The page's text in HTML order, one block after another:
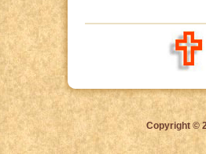
Copyright © 2010 天